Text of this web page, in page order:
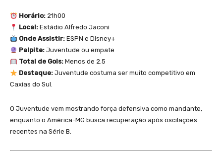
Horário:21h00
Local:Estádio Alfredo Jaconi
Onde Assistir:ESPN e Disney+
Palpite:Juventude ou empate
Total de Gols:Menos de 2.5
Destaque:Juventude costuma ser muito competitivo em
Caxias do Sul.
O Juventude vem mostrando força defensiva como mandante,
enquanto o América-MG busca recuperação após oscilações
recentes na Série B.